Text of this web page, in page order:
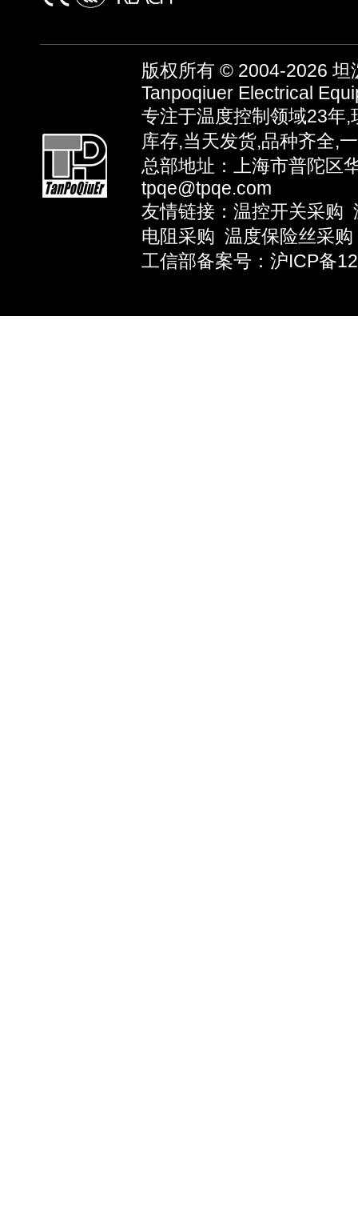
版权所有 © 2004-2026 坦
Tanpoqiuer Electrical
专注于温度控制领域23年
库存,当天发货,品种齐全,
总部地址：上海市普陀区
tpqe@tpqe.com
友情链接： 温控开关采购
电阻采购 温度保险丝采购
工信部备案号：沪ICP备